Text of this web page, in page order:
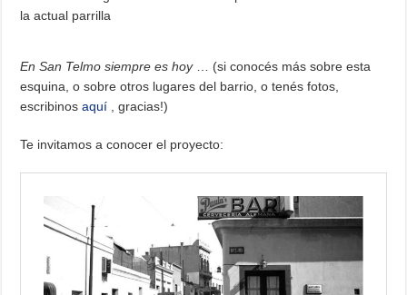
la actual parrilla
En San Telmo siempre es hoy… (si conocés más sobre esta
esquina, o sobre otros lugares del barrio, o tenés fotos,
escribinosaquí , gracias!)
Te invitamos a conocer el proyecto: